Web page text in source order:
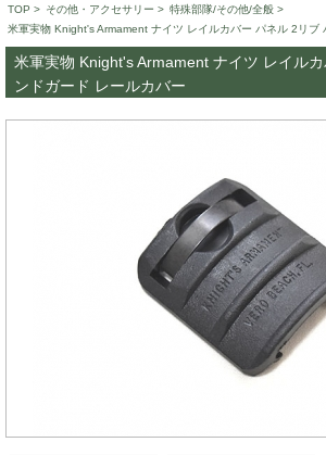
TOP > その他・アクセサリー > 特殊部隊/その他/全般 >
米軍実物 Knight's Armament ナイツ レイルカバー パネル 2リブ
米軍実物 Knight's Armament ナイツ レイル
ンドガード レールカバー